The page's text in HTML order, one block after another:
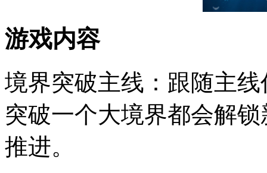
游戏内容
境界突破主线：跟随主
突破一个大境界都会解
推进。